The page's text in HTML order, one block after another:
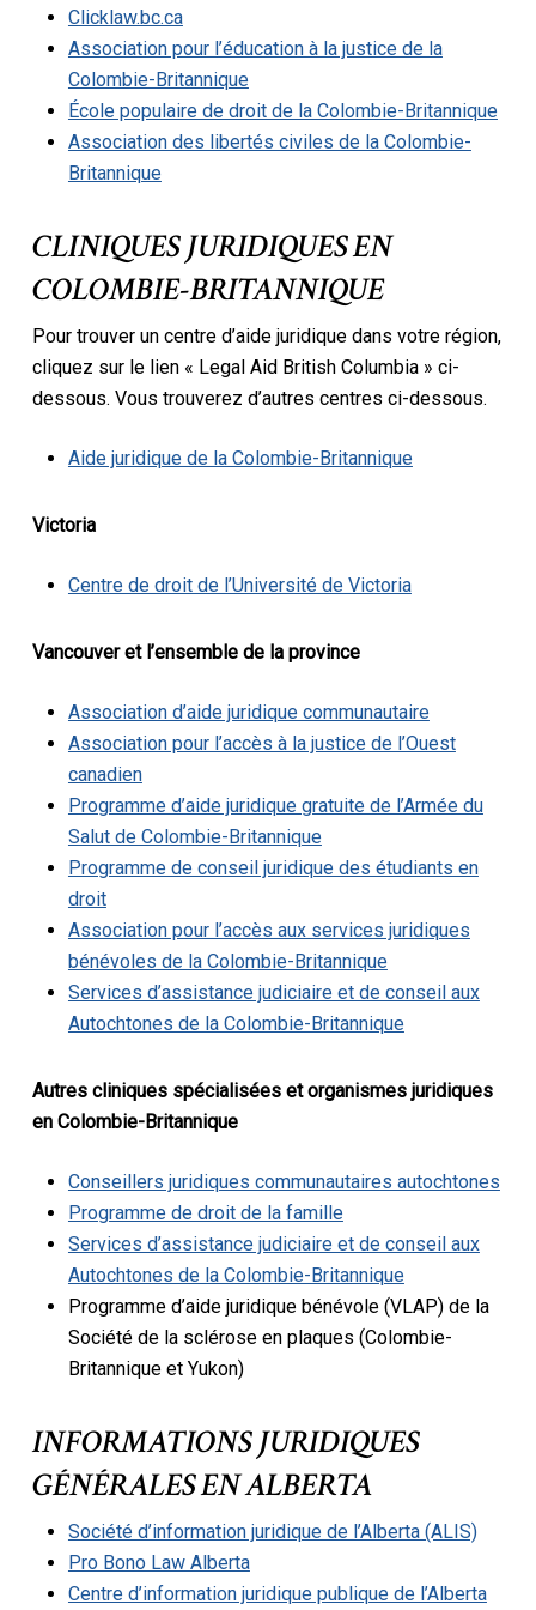
Clicklaw.bc.ca
Association pour l’éducation à la justice de la
Colombie-Britannique
École populaire de droit de la Colombie-Britannique
Association des libertés civiles de la Colombie-
Britannique
CLINIQUES JURIDIQUES EN
COLOMBIE-BRITANNIQUE
Pour trouver un centre d’aide juridique dans votre région,
cliquez sur le lien « Legal Aid British Columbia » ci-
dessous. Vous trouverez d’autres centres ci-dessous.
Aide juridique de la Colombie-Britannique
Victoria
Centre de droit de l’Université de Victoria
Vancouver et l’ensemble de la province
Association d’aide juridique communautaire
Association pour l’accès à la justice de l’Ouest
canadien
Programme d’aide juridique gratuite de l’Armée du
Salut de Colombie-Britannique
Programme de conseil juridique des étudiants en
droit
Association pour l’accès aux services juridiques
bénévoles de la Colombie-Britannique
Services d’assistance judiciaire et de conseil aux
Autochtones de la Colombie-Britannique
Autres cliniques spécialisées et organismes juridiques
en Colombie-Britannique
Conseillers juridiques communautaires autochtones
Programme de droit de la famille
Services d’assistance judiciaire et de conseil aux
Autochtones de la Colombie-Britannique
Programme d’aide juridique bénévole (VLAP) de la
Société de la sclérose en plaques (Colombie-
Britannique et Yukon)
INFORMATIONS JURIDIQUES
GÉNÉRALES EN ALBERTA
Société d’information juridique de l’Alberta (ALIS)
Pro Bono Law Alberta
Centre d’information juridique publique de l’Alberta